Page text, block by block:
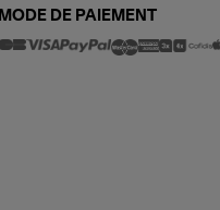
MODE DE PAIEMENT